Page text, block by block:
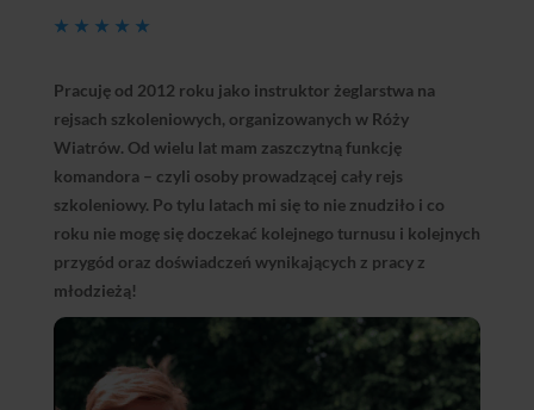
★ ★ ★ ★ ★
Pracuję od 2012 roku jako instruktor żeglarstwa na
rejsach szkoleniowych, organizowanych w Róży
Wiatrów. Od wielu lat mam zaszczytną funkcję
komandora – czyli osoby prowadzącej cały rejs
szkoleniowy. Po tylu latach mi się to nie znudziło i co
roku nie mogę się doczekać kolejnego turnusu i kolejnych
przygód oraz doświadczeń wynikających z pracy z
młodzieżą!